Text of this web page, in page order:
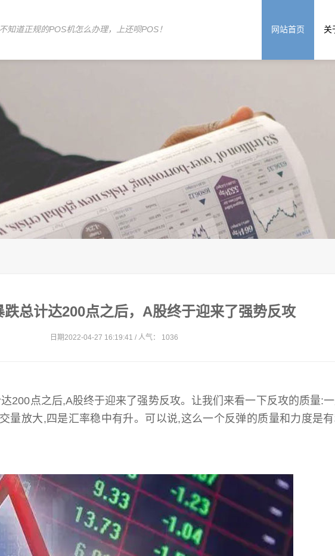
不知道正规的POS机怎么办理，上还呗POS！ 网站首页 关
跌总计达200点之后，A股终于迎来了强势反攻
日期2022-04-27 16:19:41 / 人气： 1036
200点之后,A股终于迎来了强势反攻。让我们来看一下反攻的质量:
量放大,四是汇率稳中有升。可以说,这么一个反弹的质量和力度是